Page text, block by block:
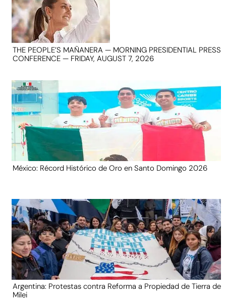
THE PEOPLE’S MAÑANERA — MORNING PRESIDENTIAL PRESS
CONFERENCE — FRIDAY, AUGUST 7, 2026
México: Récord Histórico de Oro en Santo Domingo 2026
Argentina: Protestas contra Reforma a Propiedad de Tierra de
Milei